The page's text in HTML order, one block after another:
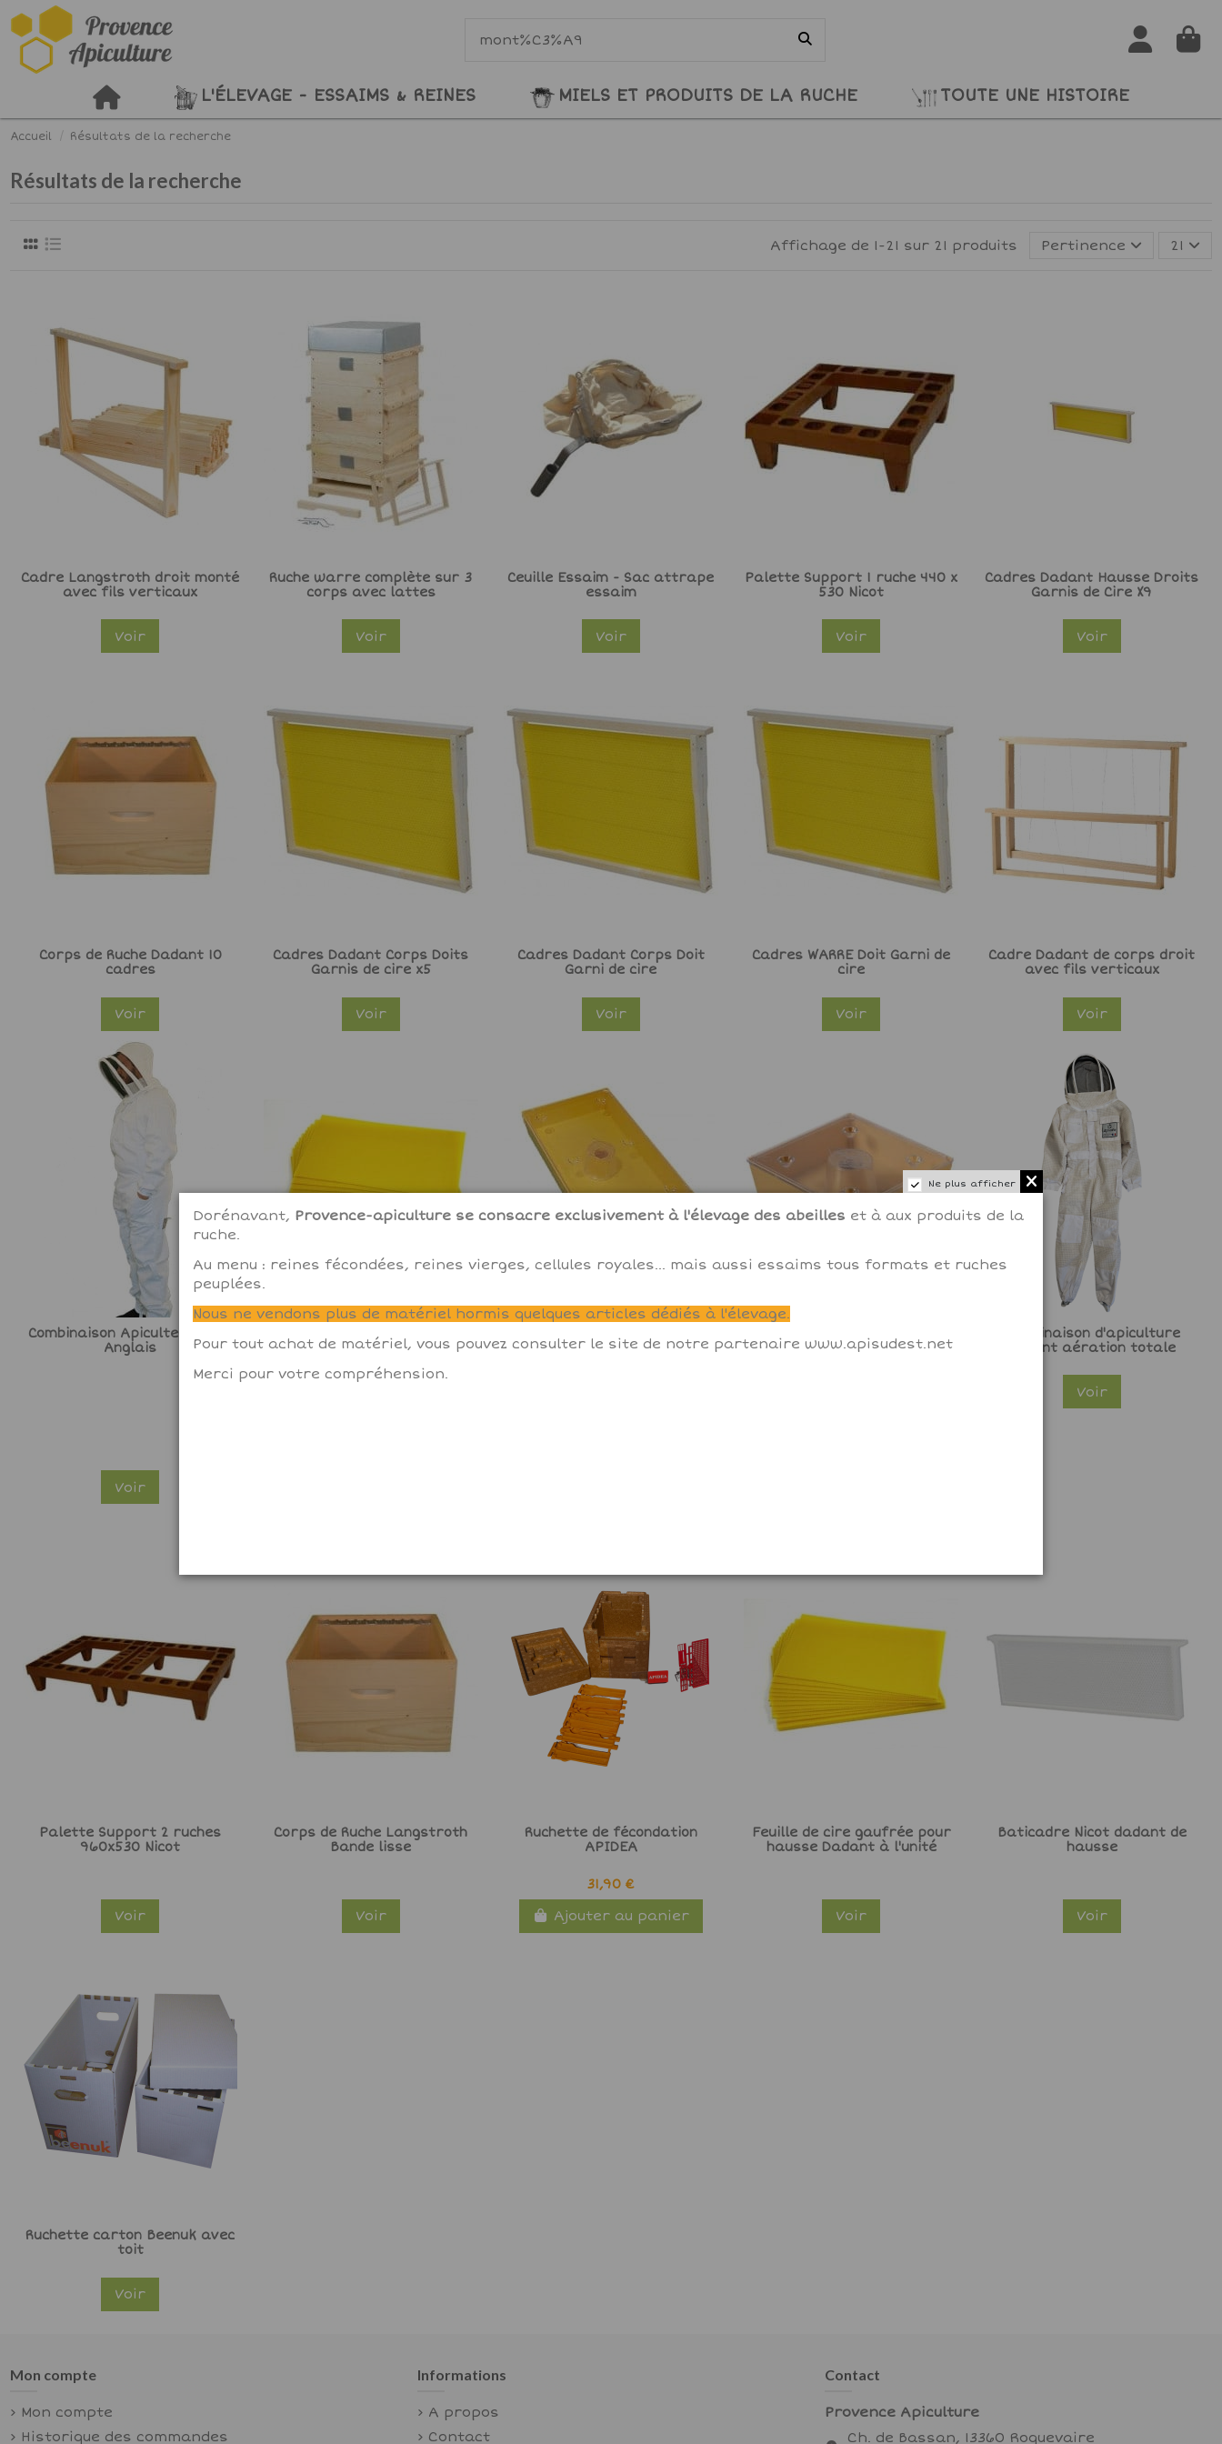
L'ÉLEVAGE - ESSAIMS & REINES MIELS ET PRODUITS DE LA RUCHE TOUTE UNE HISTOIRE
Accueil Résultats de la recherche
Résultats de la recherche
Affichage de 1-21 sur 21 produits Pertinence 21
Cadre Langstroth droit monté
avec fils verticaux
Voir
Ruche warre complète sur 3
corps avec lattes
Voir
Ceuille Essaim - Sac attrape
essaim
Voir
Palette Support 1 ruche 440 x
530 Nicot
Voir
Cadres Dadant Hausse Droits
Garnis de Cire X9
Voir
Corps de Ruche Dadant 10
cadres
Voir
Cadres Dadant Corps Doits
Garnis de cire x5
Voir
Cadres Dadant Corps Doit
Garni de cire
Voir
Cadres WARRE Doit Garni de
cire
Voir
Cadre Dadant de corps droit
avec fils verticaux
Voir
Combinaison Apiculteur Voile
Anglais
Voir
Feuilles de cire gaufrée pour
Hausse Dadant /kg (20
rectangulaire 3.5kg
Combinaison d'apiculture
enfant aération totale
Voir
Palette Support 2 ruches
960x530 Nicot
Voir
Corps de Ruche Langstroth
Bande lisse
Voir
Ruchette de fécondation
APIDEA
31,90 €
Ajouter au panier
Feuille de cire gaufrée pour
hausse Dadant à l'unité
Voir
Baticadre Nicot dadant de
hausse
Voir
Ruchette carton Beenuk avec
toit
Voir
Mon compte
Mon compte
Historique des commandes
Informations
A propos
Contact
Contact
Provence Apiculture
Ch. de Bassan, 13360 Roquevaire
Ne plus afficher
Dorénavant, Provence-apiculture se consacre exclusivement à l'élevage des abeilles et à aux produits de la
ruche.
Au menu : reines fécondées, reines vierges, cellules royales... mais aussi essaims tous formats et ruches
peuplées.
Nous ne vendons plus de matériel hormis quelques articles dédiés à l'élevage.
Pour tout achat de matériel, vous pouvez consulter le site de notre partenaire www.apisudest.net
Merci pour votre compréhension.